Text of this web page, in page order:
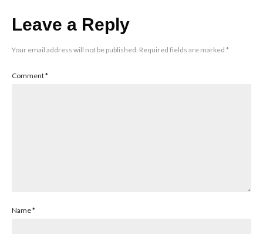
Leave a Reply
Your email address will not be published. Required fields are marked *
Comment*
Name*